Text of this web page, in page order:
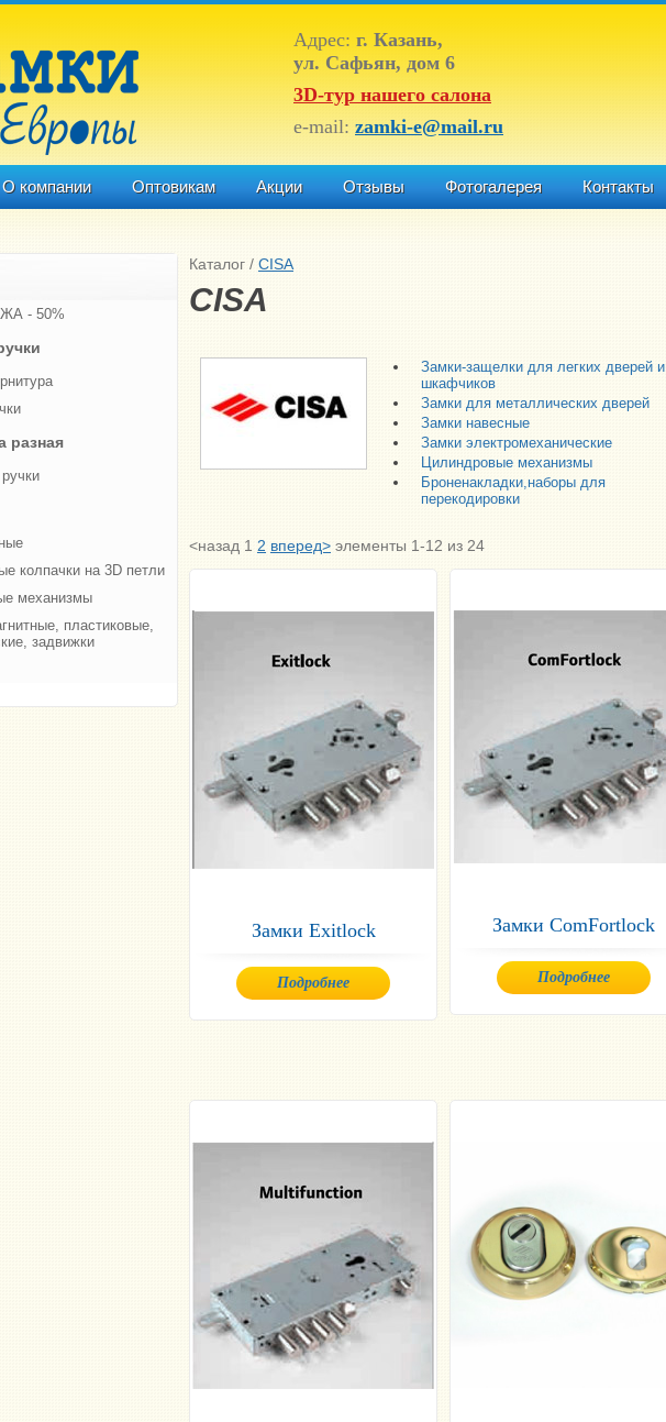
Адрес: г. Казань,
ул. Сафьян, дом 6
3D-тур нашего салона
e-mail: zamki-e@mail.ru
О компании Оптовикам Акции Отзывы Фотогалерея Контакты
Каталог / CISA
CISA
Замки-защелки для легких дверей и
шкафчиков
Замки для металлических дверей
Замки навесные
Замки электромеханические
Цилиндровые механизмы
Броненакладки,наборы для
перекодировки
<назад 1 2 вперед> элементы 1-12 из 24
Замки Exitlock
Подробнее
Замки ComFortlock
Подробнее
- 50%
разная
колпачки на 3D петли
механизмы
пластиковые,
задвижки